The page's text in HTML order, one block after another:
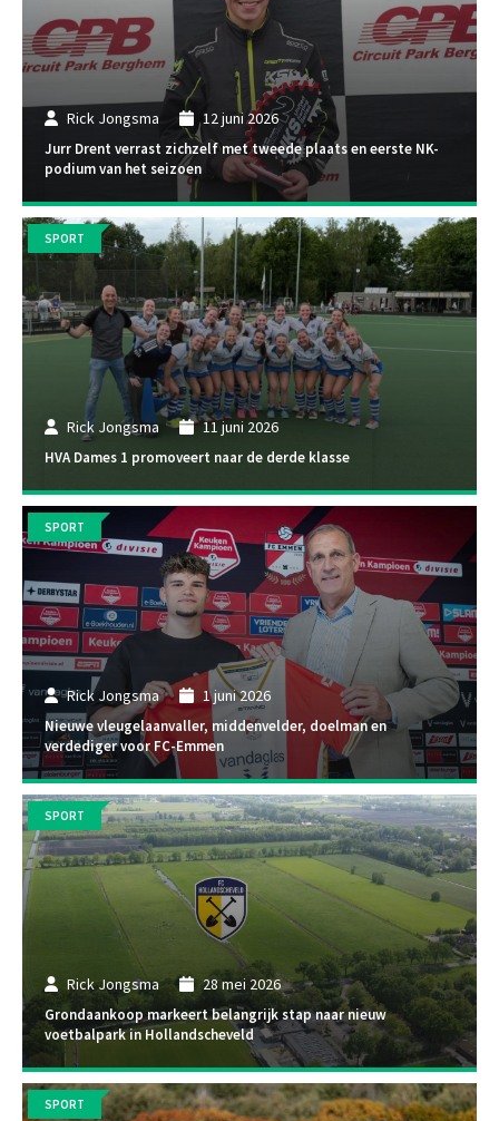
Rick Jongsma 12 juni 2026
Jurr Drent verrast zichzelf met tweede plaats en eerste NK-
podium van het seizoen
Rick Jongsma 11 juni 2026
HVA Dames 1 promoveert naar de derde klasse
SPORT
Rick Jongsma 1 juni 2026
Nieuwe vleugelaanvaller, middenvelder, doelman en
verdediger voor FC-Emmen
SPORT
Rick Jongsma 28 mei 2026
Grondaankoop markeert belangrijk stap naar nieuw
voetbalpark in Hollandscheveld
SPORT
SPORT